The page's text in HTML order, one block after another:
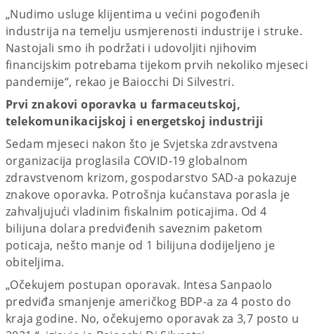
„Nudimo usluge klijentima u većini pogođenih
industrija na temelju usmjerenosti industrije i struke.
Nastojali smo ih podržati i udovoljiti njihovim
financijskim potrebama tijekom prvih nekoliko mjeseci
pandemije“, rekao je Baiocchi Di Silvestri.
Prvi znakovi oporavka u farmaceutskoj,
telekomunikacijskoj i energetskoj industriji
Sedam mjeseci nakon što je Svjetska zdravstvena
organizacija proglasila COVID-19 globalnom
zdravstvenom krizom, gospodarstvo SAD-a pokazuje
znakove oporavka. Potrošnja kućanstava porasla je
zahvaljujući vladinim fiskalnim poticajima. Od 4
bilijuna dolara predviđenih saveznim paketom
poticaja, nešto manje od 1 bilijuna dodijeljeno je
obiteljima.
„Očekujem postupan oporavak. Intesa Sanpaolo
predviđa smanjenje američkog BDP-a za 4 posto do
kraja godine. No, očekujemo oporavak za 3,7 posto u